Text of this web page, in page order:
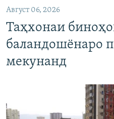
Август 06, 2026
Таҳхонаи
баландошёнаро
мекунанд